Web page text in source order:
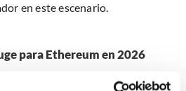
en este escenario.
para Ethereum en 2026
Lee, presidente de BitMine, sigue